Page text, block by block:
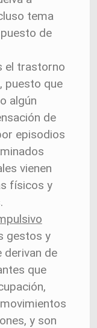
tema
de
el trastorno
puesto que
algún
de
episodios
vienen
físicos y
gestos y
derivan de
que
y son